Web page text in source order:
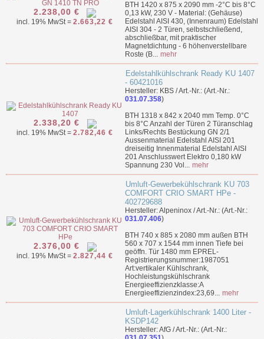
2.238,00 €
incl. 19% MwSt = 2.663,22 €
BTH 1420 x 875 x 2090 mm -2°C bis 8°C
0,13 kW, 230 V - Material: (Gehäuse)
Edelstahl AISI 430, (Innenraum) Edelstahl
AISI 304 - 2 Türen, selbstschließend,
abschließbar, mit praktischer
Magnetdichtung - 6 höhenverstellbare
Roste (B... mehr
2.338,20 €
incl. 19% MwSt = 2.782,46 €
Edelstahlkühlschrank Ready KU 1407
- 60421016
Hersteller: KBS / Art.-Nr.: (Art.-Nr.:
031.07.358)
BTH 1318 x 842 x 2040 mm Temp. 0°C
bis 8°C Anzahl der Türen 2 Türanschlag
Links/Rechts Bestückung GN 2/1
Aussenmaterial Edelstahl AISI 201
dreiseitig Innenmaterial Edelstahl AISI
201 Anschlusswert Elektro 0,180 kW
Spannung 230 Vol... mehr
2.376,00 €
incl. 19% MwSt = 2.827,44 €
Umluft-Gewerbekühlschrank KU 703
COMFORT CRIO SMART HPe -
402729688
Hersteller: Alpeninox / Art.-Nr.: (Art.-Nr.:
031.07.406)
BTH 740 x 885 x 2080 mm außen BTH
560 x 707 x 1544 mm innen Tiefe bei
geöffn. Tür 1480 mm EPREL-
Registrierungsnummer:1987051
Art:vertikaler Kühlschrank,
Hochleistungskühlschrank
Energieeffizienzklasse:A
Energieeffizienzindex:23,69... mehr
Umluft-Lagerkühlschrank 1400 Liter -
KSDP142
Hersteller: AfG / Art.-Nr.: (Art.-Nr.: